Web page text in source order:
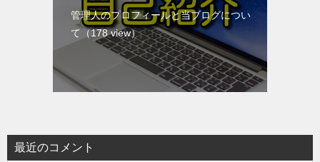
管理人のプロフィールと当ブログについ
て
（178 view）
最近のコメント